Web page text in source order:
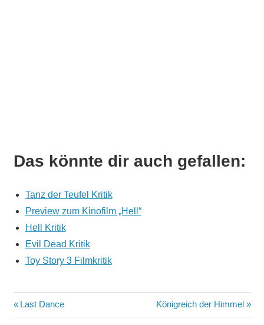
Das könnte dir auch gefallen:
Tanz der Teufel Kritik
Preview zum Kinofilm „Hell“
Hell Kritik
Evil Dead Kritik
Toy Story 3 Filmkritik
Beitragsnavigation
Vorheriger
Beitrag:
Last Dance
Nächster
Beitrag:
Königreich der Himmel